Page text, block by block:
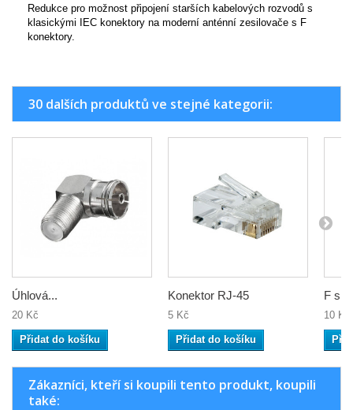
Redukce pro možnost připojení starších kabelových rozvodů s
klasickými IEC konektory na moderní anténní zesilovače s F
konektory.
30 dalších produktů ve stejné kategorii:
Úhlová...
20 Kč
Přidat do košíku
Konektor RJ-45
5 Kč
Přidat do košíku
F
10 Kč
Zákazníci, kteří si koupili tento produkt, koupili
také: